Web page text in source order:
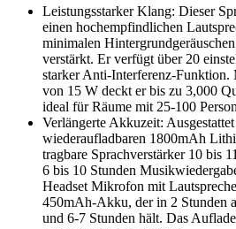
Leistungsstarker Klang: Dieser
einen hochempfindlichen
minimalen
verstärkt. Er verfügt über 20
starker Anti-Interferenz-Funktion.
von 15 W deckt er bis zu 3,000
ideal für Räume mit 25-100
Verlängerte Akkuzeit:
wiederaufladbaren 1800mAh
tragbare Sprachverstärker 10 bis
6 bis 10 Stunden
Headset Mikrofon mit
450mAh-Akku, der in 2 Stunden
und 6-7 Stunden hält. Das